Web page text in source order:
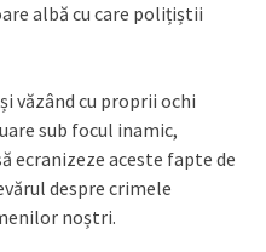
albă cu care polițiștii
văzând cu proprii ochi
sub focul inamic,
ecranizeze aceste fapte de
despre crimele
noștri.